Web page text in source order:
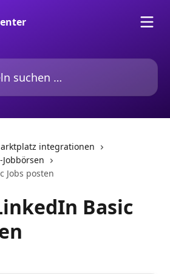
…
integrationen
Jobbörsen
Jobs posten
Basic